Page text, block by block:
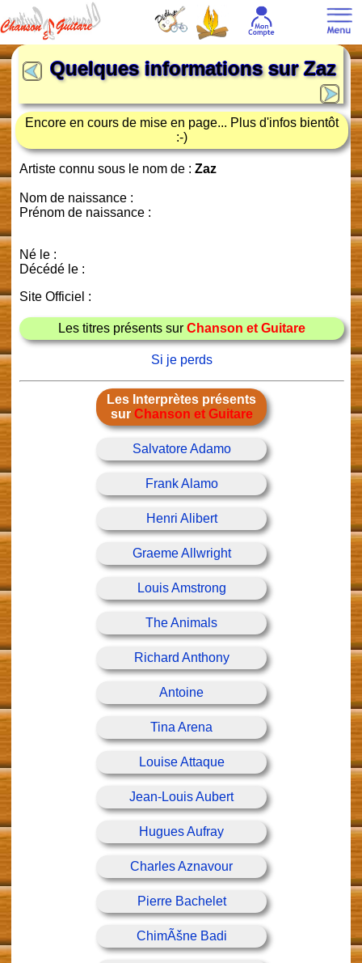
Quelques informations surZaz
Encore en cours de mise en page... Plus d'infos bientôt
:-)
Artiste connu sous le nom de : Zaz
Nom de naissance :
Prénom de naissance :
Né le :
Décédé le :
Site Officiel :
Les titres présents sur Chanson et Guitare
Si je perds
Les Interprètes présents
sur Chanson et Guitare
Salvatore Adamo
Frank Alamo
Henri Alibert
Graeme Allwright
Louis Amstrong
The Animals
Richard Anthony
Antoine
Tina Arena
Louise Attaque
Jean-Louis Aubert
Hugues Aufray
Charles Aznavour
Pierre Bachelet
ChimÃšne Badi